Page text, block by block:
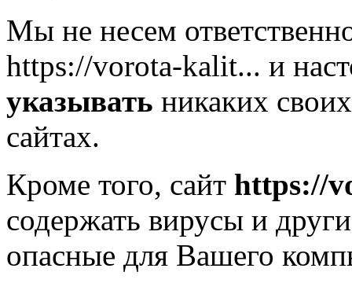
Мы не несем
https://vorota-kalit... и
указывать никаких
сайтах.
Кроме того, сайт https://
содержать вирусы и
опасные для Вашего